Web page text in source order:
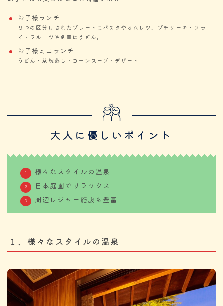
お子様ランチ
９つの区分けされたプレートにパスタやオムレツ、プチケーキ・フラ
イ・フルーツや別皿にうどん。
お子様ミニランチ
うどん・茶碗蒸し・コーンスープ・デザート
大人に優しいポイント
様々なスタイルの温泉
日本庭園でリラックス
周辺レジャー施設も豊富
１．様々なスタイルの温泉